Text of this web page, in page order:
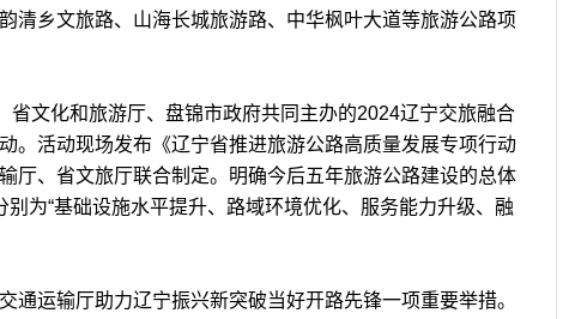
清乡文旅路、山海长城旅游路、中华枫叶大道等旅游公路项
文化和旅游厅、盘锦市政府共同主办的2024辽宁交旅融合
。活动现场发布《辽宁省推进旅游公路高质量发展专项行动
厅、省文旅厅联合制定。明确今后五年旅游公路建设的总体
为“基础设施水平提升、路域环境优化、服务能力升级、融
运输厅助力辽宁振兴新突破当好开路先锋一项重要举措。